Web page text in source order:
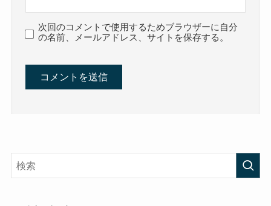
次回のコメントで使用するためブラウザーに自分
の名前、メールアドレス、サイトを保存する。